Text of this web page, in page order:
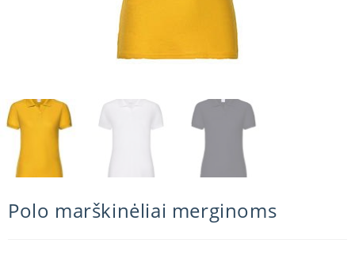
Polo marškinėliai merginoms